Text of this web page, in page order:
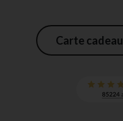
Carte cadeau